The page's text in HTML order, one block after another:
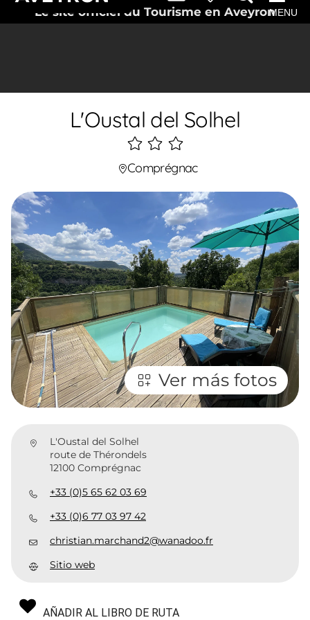
Le site officiel du Tourisme en AveyronMENU
L'Oustal del Solhel
3
étoiles
Comprégnac
Ver más fotos
L'Oustal del Solhel
route de Thérondels
12100 Comprégnac
+33 (0)5 65 62 03 69
+33 (0)6 77 03 97 42
christian.marchand2@wanadoo.fr
Sitio web
AÑADIR AL LIBRO DE RUTA